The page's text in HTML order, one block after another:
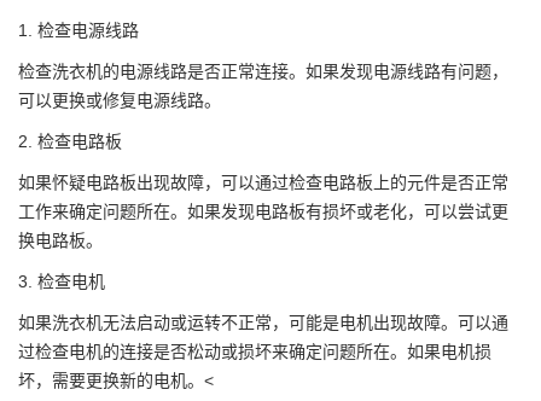
1. 检查电源线路
检查洗衣机的电源线路是否正常连接。如果发现电源线路有问题，
可以更换或修复电源线路。
2. 检查电路板
如果怀疑电路板出现故障，可以通过检查电路板上的元件是否正常
工作来确定问题所在。如果发现电路板有损坏或老化，可以尝试更
换电路板。
3. 检查电机
如果洗衣机无法启动或运转不正常，可能是电机出现故障。可以通
过检查电机的连接是否松动或损坏来确定问题所在。如果电机损
坏，需要更换新的电机。<